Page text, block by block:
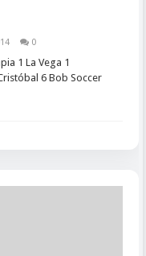
0
1 La Vega 1
6 Bob Soccer